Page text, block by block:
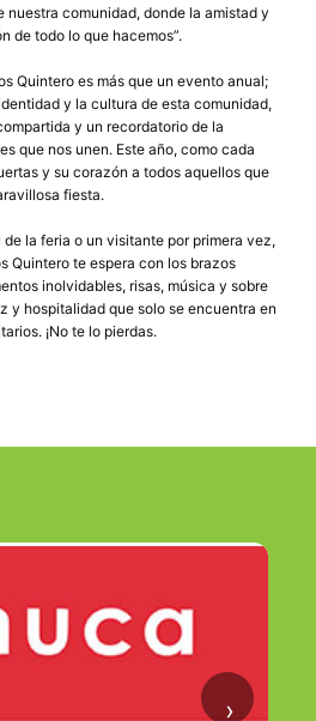
comunidad, donde la amistad y
de todo lo que hacemos”.
Quintero es más que un evento anual;
y la cultura de esta comunidad,
y un recordatorio de la
que nos unen. Este año, como cada
y su corazón a todos aquellos que
fiesta.
la feria o un visitante por primera vez,
Quintero te espera con los brazos
inolvidables, risas, música y sobre
y hospitalidad que solo se encuentra en
¡No te lo pierdas.
›